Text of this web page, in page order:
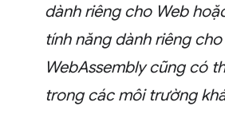
dành riêng cho Web
tính năng dành riêng
WebAssembly cũng có
trong các môi trường